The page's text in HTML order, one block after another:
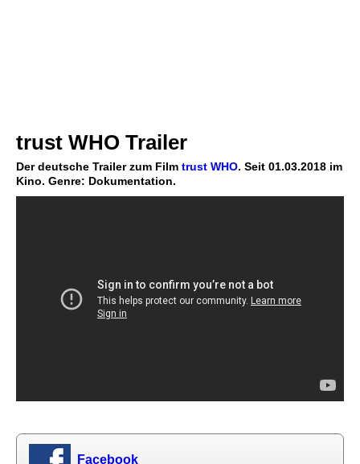
trust WHO Trailer
Der deutsche Trailer zum Film trust WHO. Seit 01.03.2018 im
Kino. Genre: Dokumentation.
Facebook